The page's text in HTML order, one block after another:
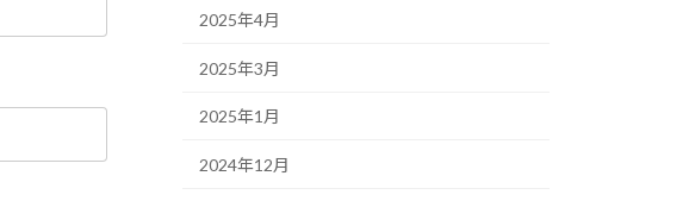
2025年4月
2025年3月
2025年1月
2024年12月